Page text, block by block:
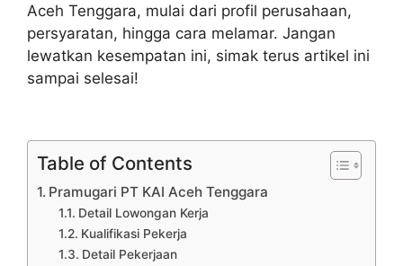
Aceh Tenggara, mulai dari profil perusahaan,
persyaratan, hingga cara melamar. Jangan
lewatkan kesempatan ini, simak terus artikel ini
sampai selesai!
Table of Contents
Pramugari PT KAI Aceh Tenggara
Detail Lowongan Kerja
Kualifikasi Pekerja
Detail Pekerjaan